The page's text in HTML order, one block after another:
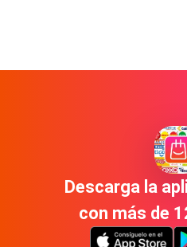
Descarga la
con más de